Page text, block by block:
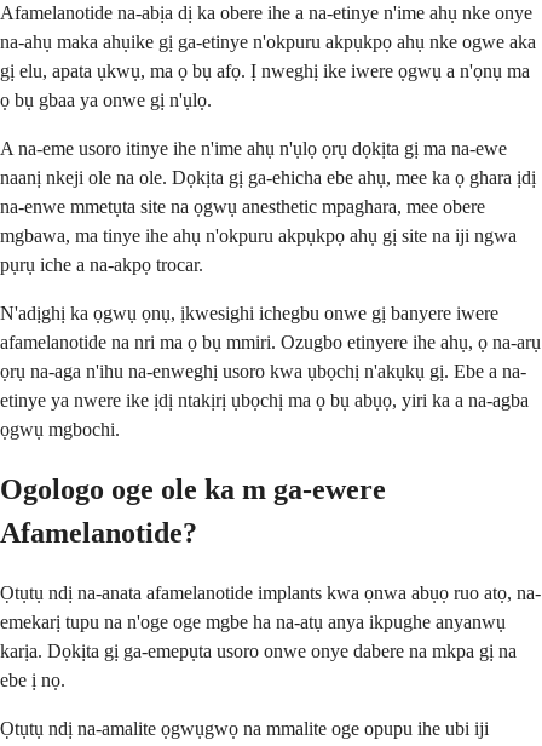
Afamelanotide na-abịa dị ka obere ihe a na-etinye n'ime ahụ nke onye
na-ahụ maka ahụike gị ga-etinye n'okpuru akpụkpọ ahụ nke ogwe aka
gị elu, apata ụkwụ, ma ọ bụ afọ. Ị nweghị ike iwere ọgwụ a n'ọnụ ma
ọ bụ gbaa ya onwe gị n'ụlọ.
A na-eme usoro itinye ihe n'ime ahụ n'ụlọ ọrụ dọkịta gị ma na-ewe
naanị nkeji ole na ole. Dọkịta gị ga-ehicha ebe ahụ, mee ka ọ ghara ịdị
na-enwe mmetụta site na ọgwụ anesthetic mpaghara, mee obere
mgbawa, ma tinye ihe ahụ n'okpuru akpụkpọ ahụ gị site na iji ngwa
pụrụ iche a na-akpọ trocar.
N'adịghị ka ọgwụ ọnụ, ịkwesighi ichegbu onwe gị banyere iwere
afamelanotide na nri ma ọ bụ mmiri. Ozugbo etinyere ihe ahụ, ọ na-arụ
ọrụ na-aga n'ihu na-enweghị usoro kwa ụbọchị n'akụkụ gị. Ebe a na-
etinye ya nwere ike ịdị ntakịrị ụbọchị ma ọ bụ abụọ, yiri ka a na-agba
ọgwụ mgbochi.
Ogologo oge ole ka m ga-ewere
Afamelanotide?
Ọtụtụ ndị na-anata afamelanotide implants kwa ọnwa abụọ ruo atọ, na-
emekarị tupu na n'oge oge mgbe ha na-atụ anya ikpughe anyanwụ
karịa. Dọkịta gị ga-emepụta usoro onwe onye dabere na mkpa gị na
ebe ị nọ.
Ọtụtụ ndị na-amalite ọgwụgwọ na mmalite oge opupu ihe ubi iji